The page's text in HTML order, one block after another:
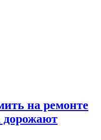
на ремонте
дорожают